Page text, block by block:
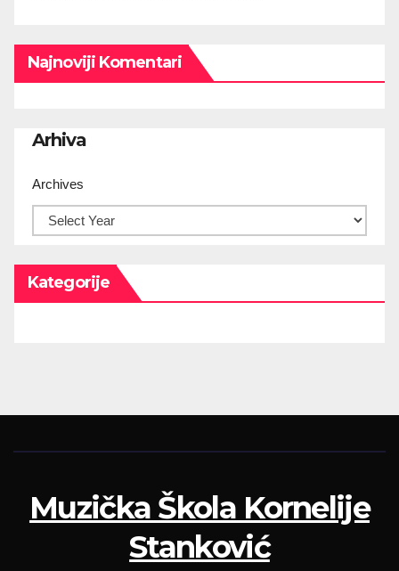
Najnoviji Komentari
Arhiva
Archives
Kategorije
Muzička Škola Kornelije
Stanković